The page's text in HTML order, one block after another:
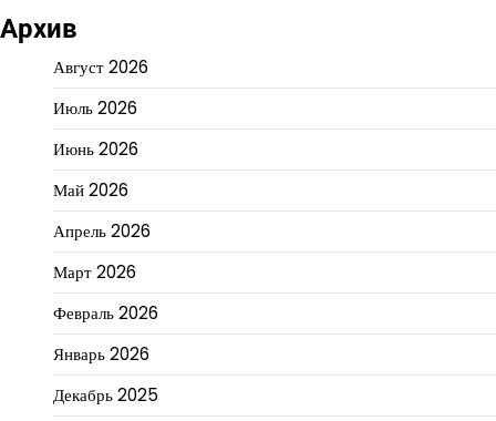
Архив
Август 2026
Июль 2026
Июнь 2026
Май 2026
Апрель 2026
Март 2026
Февраль 2026
Январь 2026
Декабрь 2025